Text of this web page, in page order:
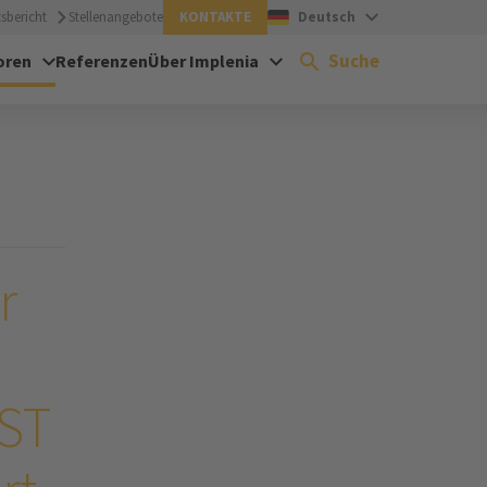
Stellenangebote KONTAKTE Deutsch
ReferenzenÜber Implenia Suche